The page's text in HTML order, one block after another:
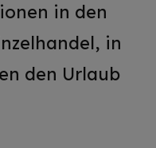
in den
in
den Urlaub